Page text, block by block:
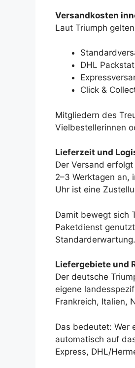
Versandkosten
Laut Triumph
DHL
Click &
Mitgliedern des
Vielbestellerinnen
Lieferzeit und
Der Versand
2–3 Werktagen an,
Uhr ist eine
Damit bewegt sich
Paketdienst
Standarderwartung.
Liefergebiete und
Der deutsche
eigene
Frankreich, Italien,
Das bedeutet: Wer
automatisch auf
Express, DHL/